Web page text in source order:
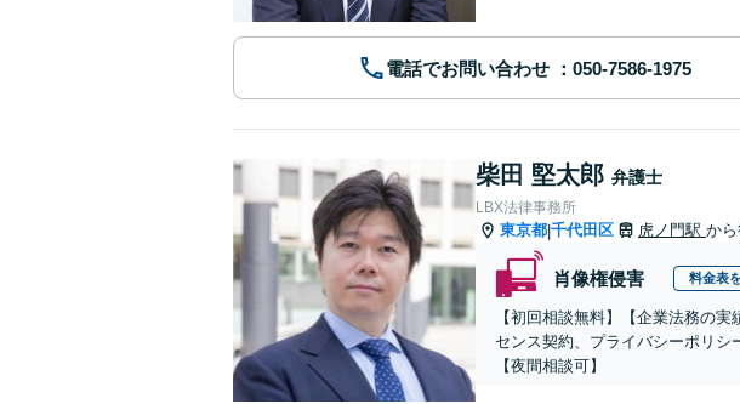
電話でお問い合わせ
柴田 堅太郎 弁護士
LBX法律事務所
東京都|千代田区 虎ノ門駅 か
肖像権侵害 料金表
【初回相談無料】【企業法務の
センス契約、プライバシーポリシ
【夜間相談可】